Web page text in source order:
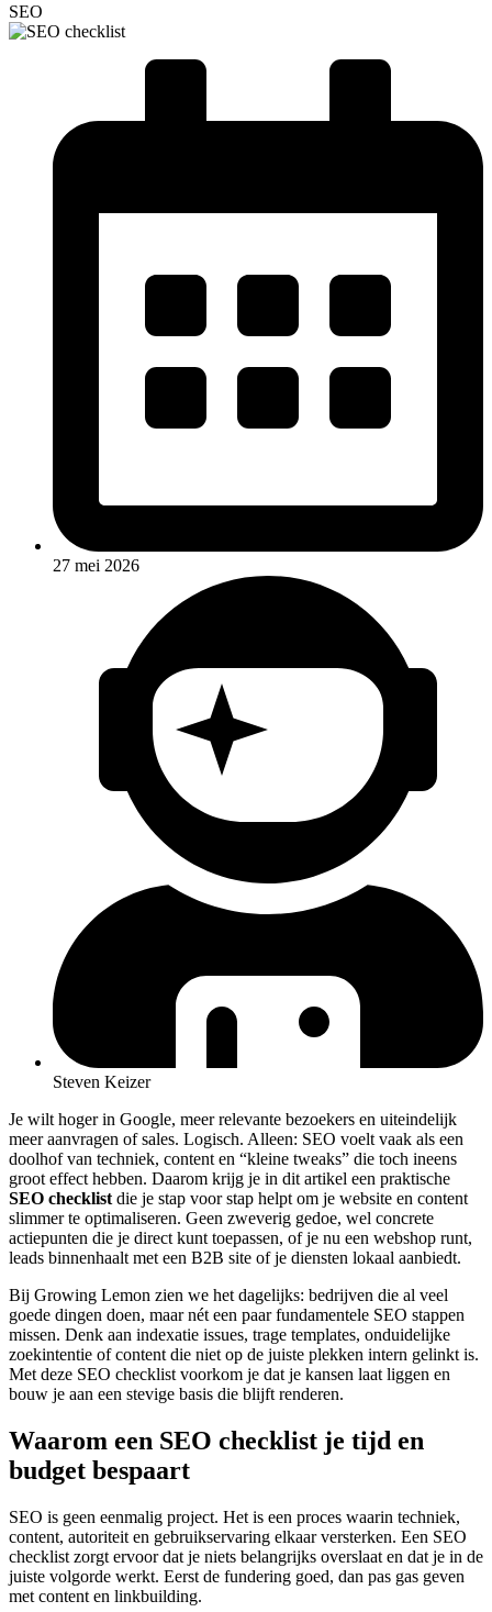
SEO
27 mei 2026
Steven Keizer
Je wilt hoger in Google, meer relevante bezoekers en uiteindelijk
meer aanvragen of sales. Logisch. Alleen: SEO voelt vaak als een
doolhof van techniek, content en “kleine tweaks” die toch ineens
groot effect hebben. Daarom krijg je in dit artikel een praktische
SEO checklist die je stap voor stap helpt om je website en content
slimmer te optimaliseren. Geen zweverig gedoe, wel concrete
actiepunten die je direct kunt toepassen, of je nu een webshop runt,
leads binnenhaalt met een B2B site of je diensten lokaal aanbiedt.
Bij Growing Lemon zien we het dagelijks: bedrijven die al veel
goede dingen doen, maar nét een paar fundamentele SEO stappen
missen. Denk aan indexatie issues, trage templates, onduidelijke
zoekintentie of content die niet op de juiste plekken intern gelinkt is.
Met deze SEO checklist voorkom je dat je kansen laat liggen en
bouw je aan een stevige basis die blijft renderen.
Waarom een SEO checklist je tijd en
budget bespaart
SEO is geen eenmalig project. Het is een proces waarin techniek,
content, autoriteit en gebruikservaring elkaar versterken. Een SEO
checklist zorgt ervoor dat je niets belangrijks overslaat en dat je in de
juiste volgorde werkt. Eerst de fundering goed, dan pas gas geven
met content en linkbuilding.